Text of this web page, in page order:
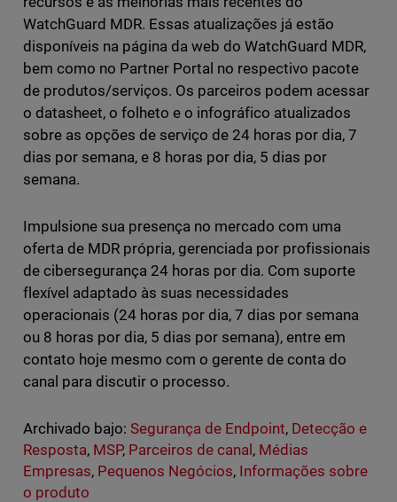
WatchGuard MDR. Essas atualizações já estão
disponíveis na página da web do WatchGuard MDR,
bem como no Partner Portal no respectivo pacote
de produtos/serviços. Os parceiros podem acessar
o datasheet, o folheto e o infográfico atualizados
sobre as opções de serviço de 24 horas por dia, 7
dias por semana, e 8 horas por dia, 5 dias por
semana.
Impulsione sua presença no mercado com uma
oferta de MDR própria, gerenciada por profissionais
de cibersegurança 24 horas por dia. Com suporte
flexível adaptado às suas necessidades
operacionais (24 horas por dia, 7 dias por semana
ou 8 horas por dia, 5 dias por semana), entre em
contato hoje mesmo com o gerente de conta do
canal para discutir o processo.
Archivado bajo: Segurança de Endpoint, Detecção e
Resposta, MSP, Parceiros de canal, Médias
Empresas, Pequenos Negócios, Informações sobre
o produto